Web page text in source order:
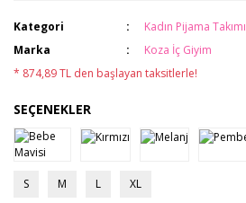
Kategori
Kadın Pijama Takımı
Marka
Koza İç Giyim
* 874,89 TL den başlayan taksitlerle!
SEÇENEKLER
S M L XL